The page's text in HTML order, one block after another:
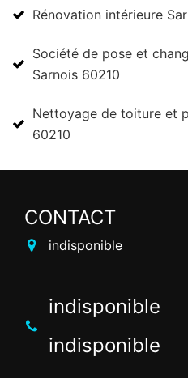
Rénovation intérieure
Société de pose et
Sarnois 60210
Nettoyage de toiture et
60210
CONTACT
indisponible
indisponible
indisponible